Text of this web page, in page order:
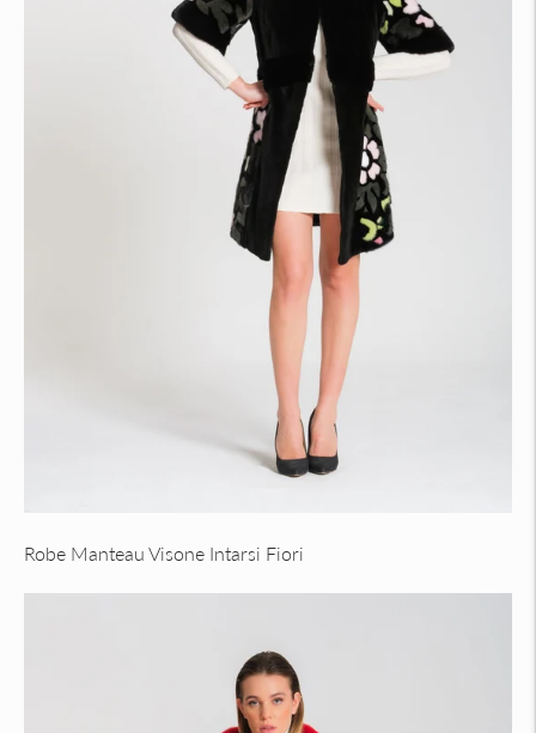
Robe Manteau Visone Intarsi Fiori